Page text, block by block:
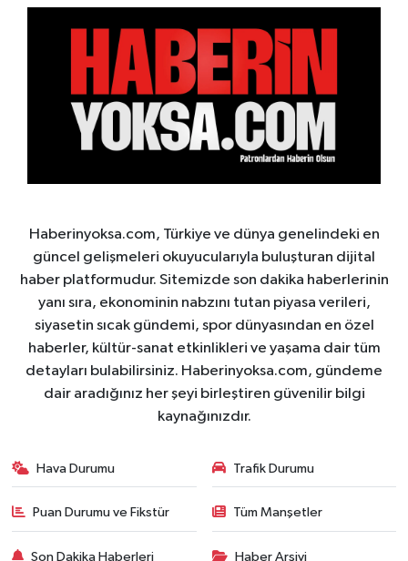
Haberinyoksa.com, Türkiye ve dünya genelindeki en
güncel gelişmeleri okuyucularıyla buluşturan dijital
haber platformudur. Sitemizde son dakika haberlerinin
yanı sıra, ekonominin nabzını tutan piyasa verileri,
siyasetin sıcak gündemi, spor dünyasından en özel
haberler, kültür-sanat etkinlikleri ve yaşama dair tüm
detayları bulabilirsiniz. Haberinyoksa.com, gündeme
dair aradığınız her şeyi birleştiren güvenilir bilgi
kaynağınızdır.
Hava Durumu Trafik Durumu
Puan Durumu ve Fikstür Tüm Manşetler
Son Dakika Haberleri Haber Arşivi